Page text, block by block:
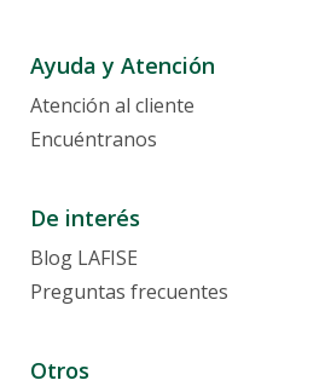
Ayuda y Atención
Atención al cliente
Encuéntranos
De interés
Blog LAFISE
Preguntas frecuentes
Otros